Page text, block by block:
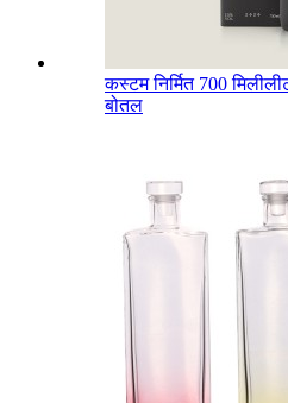
कस्टम निर्मित 700
बोतल